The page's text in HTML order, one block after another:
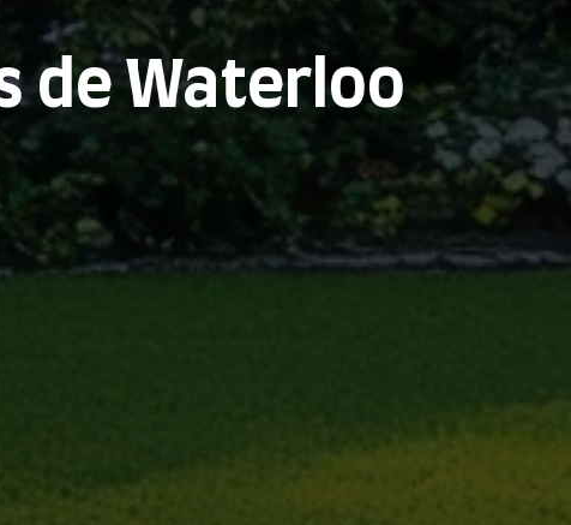
de Waterloo